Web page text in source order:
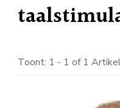
Toont: 1 - 1 of 1